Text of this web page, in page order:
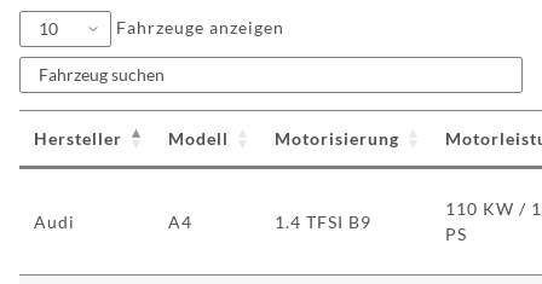
Fahrzeuge anzeigen
Hersteller Modell Motorisierung
Audi A4 1.4 TFSI B9
110 KW /
PS